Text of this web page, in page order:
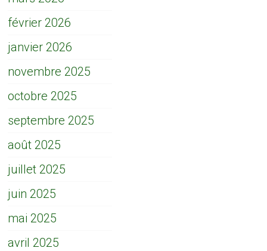
février 2026
janvier 2026
novembre 2025
octobre 2025
septembre 2025
août 2025
juillet 2025
juin 2025
mai 2025
avril 2025